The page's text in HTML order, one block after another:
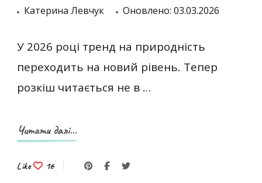
Катерина Левчук Оновлено: 03.03.2026
У 2026 році тренд на природність
переходить на новий рівень. Тепер
розкіш читається не в …
Читати далі...
Like 16